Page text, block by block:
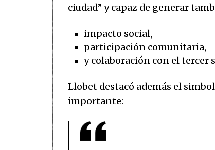
ciudad” y capaz de generar
impacto social,
participación comunitaria,
y colaboración con el tercer
Llobet destacó además el
importante: